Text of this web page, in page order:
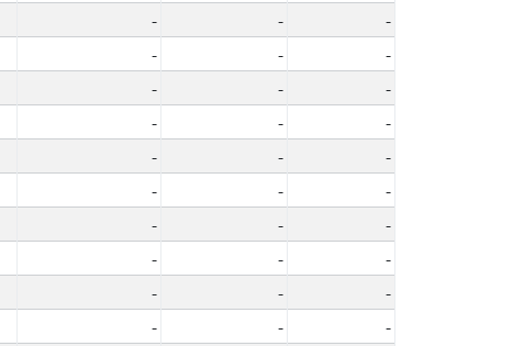
- -
-
- -
-
- -
-
- -
-
- -
-
- -
-
- -
-
- -
-
- -
-
- -
-